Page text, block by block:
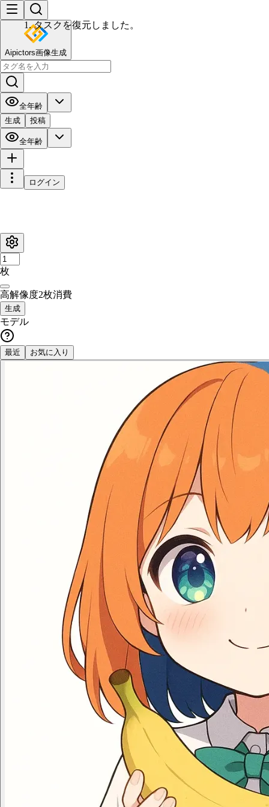
Aipictors画像生成
全年齢
生成
投稿
全年齢
ログイン
枚
高解像度2枚消費
生成
モデル
最近 お気に入り